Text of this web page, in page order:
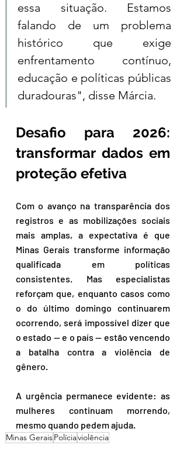
essa situação. Estamos
falando de um problema
histórico que exige
enfrentamento contínuo,
educação e políticas públicas
duradouras", disse Márcia.
Desafio para 2026:
transformar dados em
proteção efetiva
Com o avanço na transparência dos
registros e as mobilizações sociais
mais amplas, a expectativa é que
Minas Gerais transforme informação
qualificada em políticas
consistentes. Mas especialistas
reforçam que, enquanto casos como
o do último domingo continuarem
ocorrendo, será impossível dizer que
o estado — e o país — estão vencendo
a batalha contra a violência de
gênero.
A urgência permanece evidente: as
mulheres continuam morrendo,
mesmo quando pedem ajuda.
Minas GeraisPolíciaviolência